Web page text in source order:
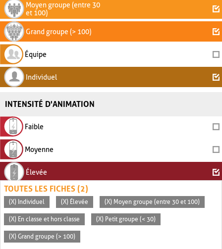
Moyen groupe (entre 30
et 100)
Grand groupe (> 100)
Équipe
Individuel
INTENSITÉ D'ANIMATION
Faible
Moyenne
Élevée
TOUTES LES FICHES (2)
(X) Individuel (X) Élevée (X) Moyen groupe (entre 30 et 100)
(X) En classe et hors classe (X) Petit groupe (< 30)
(X) Grand groupe (> 100)